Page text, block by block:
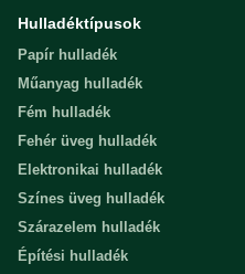
Hulladéktípusok
Papír hulladék
Műanyag hulladék
Fém hulladék
Fehér üveg hulladék
Elektronikai hulladék
Színes üveg hulladék
Szárazelem hulladék
Építési hulladék